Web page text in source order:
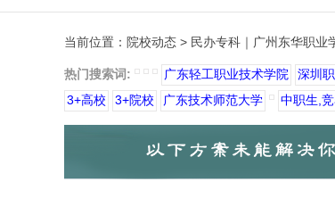
当前位置： 院校动态 > 民办专科｜广州东华职业
热门搜索词: 广东轻工职业技术学院 深圳
3+高校
3+院校 广东技术师范大学 中职生,